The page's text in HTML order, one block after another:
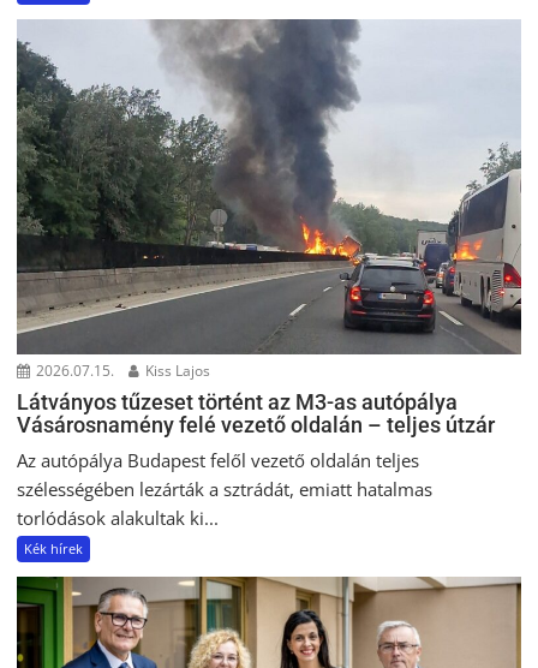
2026.07.15. Kiss Lajos
Látványos tűzeset történt az M3-as autópálya
Vásárosnamény felé vezető oldalán – teljes útzár
Az autópálya Budapest felől vezető oldalán teljes
szélességében lezárták a sztrádát, emiatt hatalmas
torlódások alakultak ki...
Kék hírek